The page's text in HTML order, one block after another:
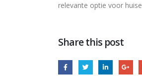
relevante optie voor
Share this post